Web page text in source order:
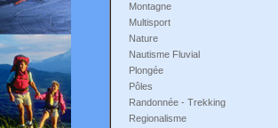
Montagne
Multisport
Nature
Nautisme Fluvial
Plongée
Pôles
Randonnée - Trekking
Regionalisme